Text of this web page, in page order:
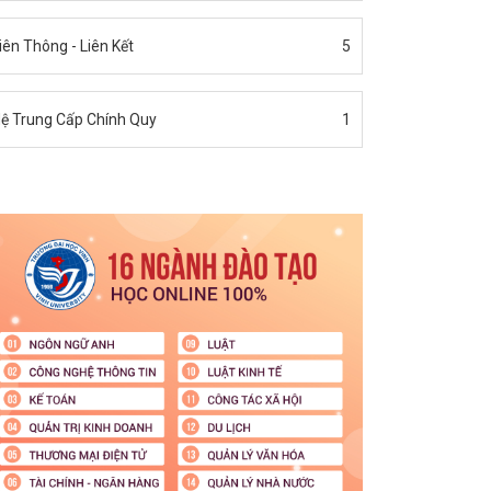
Thông - Liên Kết 5
Trung Cấp Chính Quy 1